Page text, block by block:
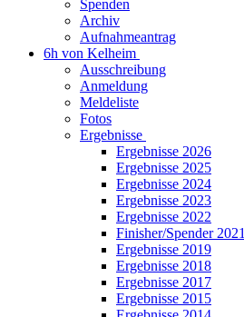
Spenden
Archiv
Aufnahmeantrag
6h von Kelheim
Ausschreibung
Anmeldung
Meldeliste
Fotos
Ergebnisse
Ergebnisse 2026
Ergebnisse 2025
Ergebnisse 2024
Ergebnisse 2023
Ergebnisse 2022
Finisher/Spender 2021
Ergebnisse 2019
Ergebnisse 2018
Ergebnisse 2017
Ergebnisse 2015